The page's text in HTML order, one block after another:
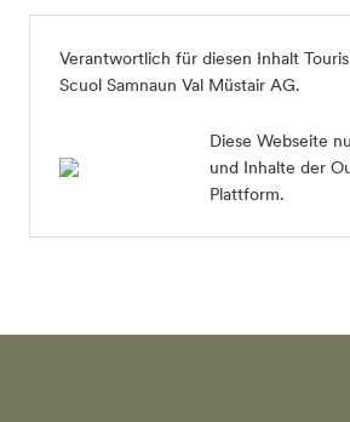
Verantwortlich für diesen Inhalt
Scuol Samnaun Val Müstair AG.
Diese Webseite
und Inhalte der
Plattform.